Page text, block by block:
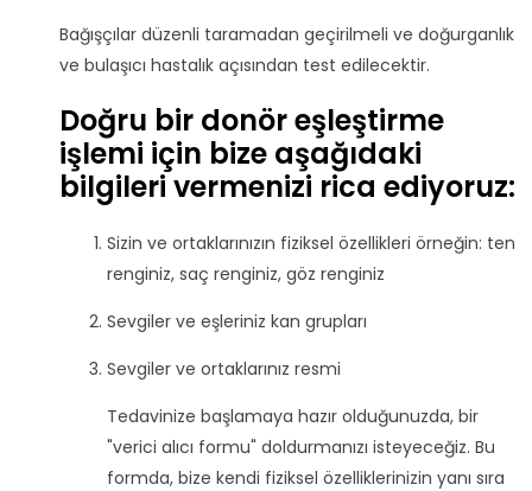
Bağışçılar düzenli taramadan geçirilmeli ve doğurganlık
ve bulaşıcı hastalık açısından test edilecektir.
Doğru bir donör eşleştirme
işlemi için bize aşağıdaki
bilgileri vermenizi rica ediyoruz:
Sizin ve ortaklarınızın fiziksel özellikleri örneğin: ten
renginiz, saç renginiz, göz renginiz
Sevgiler ve eşleriniz kan grupları
Sevgiler ve ortaklarınız resmi
Tedavinize başlamaya hazır olduğunuzda, bir
"verici alıcı formu" doldurmanızı isteyeceğiz. Bu
formda, bize kendi fiziksel özelliklerinizin yanı sıra